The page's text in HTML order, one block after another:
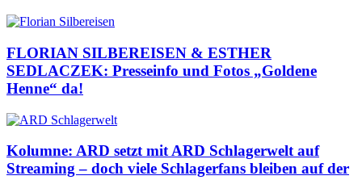
FLORIAN SILBEREISEN & ESTHER
SEDLACZEK: Presseinfo und Fotos „Goldene
Henne“ da!
Kolumne: ARD setzt mit ARD Schlagerwelt auf
Streaming – doch viele Schlagerfans bleiben auf der